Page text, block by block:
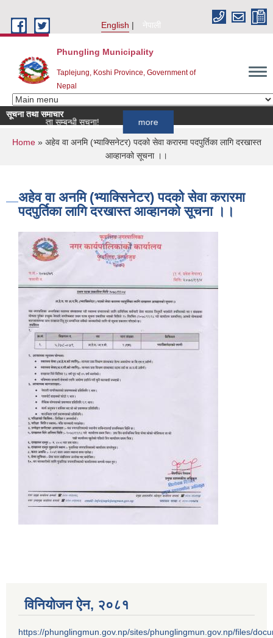
English
नेपाली
Phungling Municipality
Taplejung, Koshi Province, Government of
Nepal
सूचना तथा समाचार
सम्बन्धी सूचना!
You are here
Home» अहेव वा अनमि (भ्याक्सिनेटर) पदको सेवा करारमा पदपुर्तिका लागि दरखास्त
आव्हानको सूचना ।।
अहेव वा अनमि (भ्याक्सिनेटर) पदको सेवा करारमा
पदपुर्तिका लागि दरखास्त आव्हानको सूचना ।।
विनियोजन ऐन‚ २०८१
https://phunglingmun.gov.np/sites/phunglingmun.gov.np/files/